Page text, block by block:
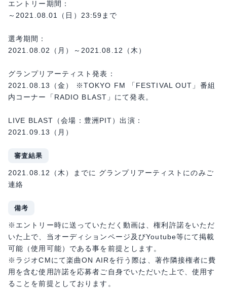
エントリー期間：
～2021.08.01（日）23:59まで
選考期間：
2021.08.02（月）～2021.08.12（木）
グランプリアーティスト発表：
2021.08.13（金） ※TOKYO FM 「FESTIVAL OUT」番組
内コーナー「RADIO BLAST」にて発表。
LIVE BLAST（会場：豊洲PIT）出演：
2021.09.13（月）
審査結果
2021.08.12（木）までに グランプリアーティストにのみご
連絡
備考
※エントリー時に送っていただく動画は、権利許諾をいただ
いた上で、当オーディションページ及びYoutube等にて掲載
可能（使用可能）である事を前提とします。
※ラジオCMにて楽曲ON AIRを行う際は、著作隣接権者に費
用を含む使用許諾を応募者ご自身でいただいた上で、使用す
ることを前提としております。